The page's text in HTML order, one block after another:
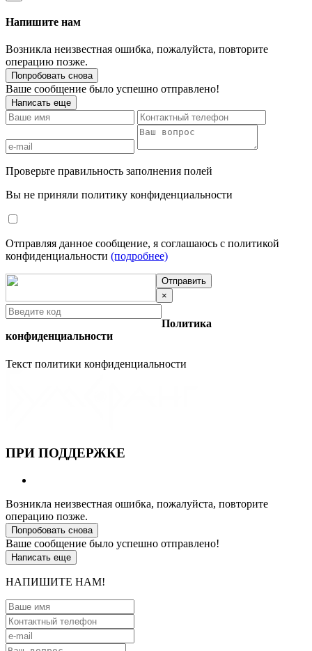
Напишите нам
Возникла неизвестная ошибка, пожалуйста, повторите
операцию позже.
Попробовать снова
Ваше сообщение было успешно отправлено!
Написать еще
Проверьте правильность заполнения полей
Вы не приняли политику конфиденциальности
Отправляя данное сообщение, я соглашаюсь с политикой
конфиденциальности (подробнее)
Отправить
×
Политика
конфиденциальности
Текст политики конфиденциальности
ПРИ ПОДДЕРЖКЕ
Возникла неизвестная ошибка, пожалуйста, повторите
операцию позже.
Попробовать снова
Ваше сообщение было успешно отправлено!
Написать еще
НАПИШИТЕ НАМ!